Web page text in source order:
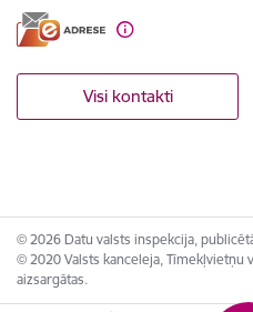
Visi kontakti
© 2026 Datu valsts inspekcija,
© 2020 Valsts kanceleja, Tīmekļvietņu
aizsargātas.